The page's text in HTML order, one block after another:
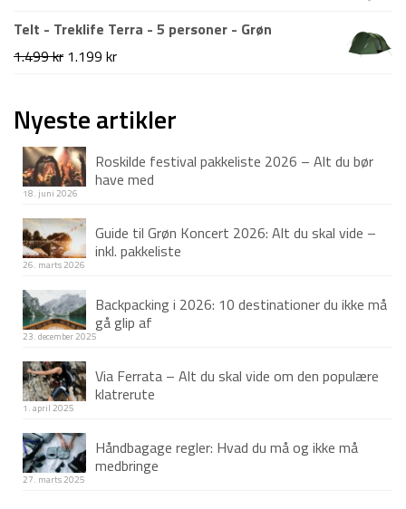
Telt - Treklife Terra - 5 personer - Grøn
1.499kr Den
pris
1.499 kr.
1.199 krDen
pris
1.199 kr.
Nyeste artikler
Roskilde festival pakkeliste 2026 – Alt du bør
have med
18. juni 2026
Guide til Grøn Koncert 2026: Alt du skal vide –
inkl. pakkeliste
26. marts 2026
Backpacking i 2026: 10 destinationer du ikke må
gå glip af
23. december 2025
Via Ferrata – Alt du skal vide om den populære
klatrerute
1. april 2025
Håndbagage regler: Hvad du må og ikke må
medbringe
27. marts 2025